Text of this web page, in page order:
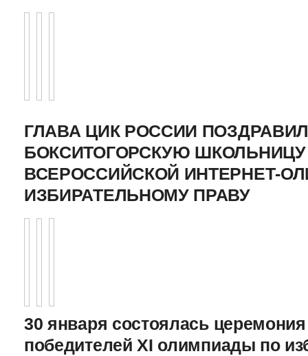
ГЛАВА ЦИК РОССИИ
БОКСИТОГОРСКУЮ
ВСЕРОССИЙСКОЙ ИНТЕРНЕТ-
ИЗБИРАТЕЛЬНОМУ ПРАВУ
30 января состоялась
победителей XI олимпиады по